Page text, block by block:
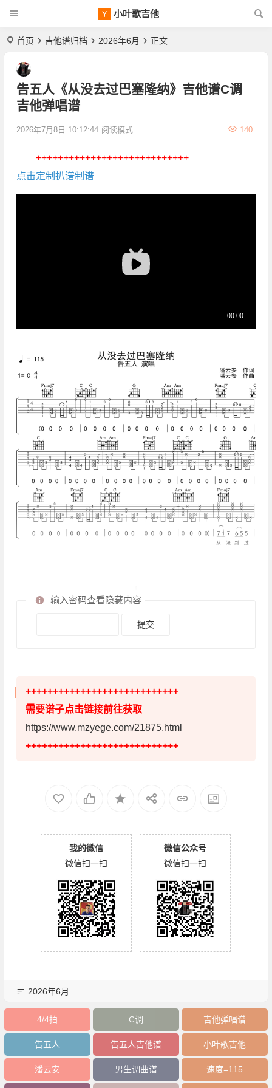
小叶歌吉他
首页 吉他谱归档 2026年6月 正文
告五人《从没去过巴塞隆纳》吉他谱C调
吉他弹唱谱
2026年7月8日 10:12:44 140
阅读模式
++++++++++++++++++++++++++++
点击定制扒谱制谱
输入密码查看隐藏内容
++++++++++++++++++++++++++++
需要谱子点击链接前往获取
https://www.mzyege.com/21875.html
++++++++++++++++++++++++++++
我的微信
微信扫一扫
微信公众号
微信扫一扫
2026年6月
4/4拍 C调 吉他弹唱谱
告五人 告五人吉他谱 小叶歌吉他
潘云安 男生调曲谱 速度=115